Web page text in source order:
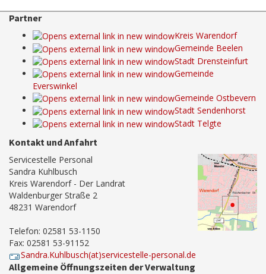
Partner
Kreis Warendorf
Gemeinde Beelen
Stadt Drensteinfurt
Gemeinde
Everswinkel
Gemeinde Ostbevern
Stadt Sendenhorst
Stadt Telgte
Kontakt und Anfahrt
Servicestelle Personal
Sandra Kuhlbusch
Kreis Warendorf - Der Landrat
Waldenburger Straße 2
48231 Warendorf
Telefon: 02581 53-1150
Fax: 02581 53-91152
Sandra.Kuhlbusch(at)servicestelle-personal.de
Allgemeine Öffnungszeiten der Verwaltung